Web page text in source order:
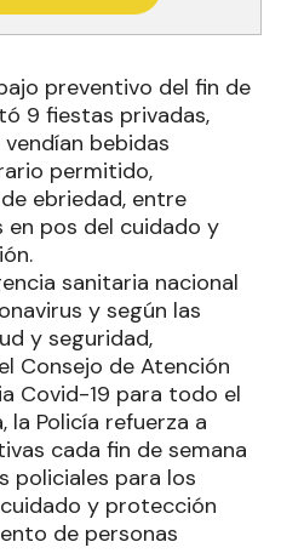
preventivo del fin de
9 fiestas privadas,
bebidas
permitido,
ebriedad, entre
pos del cuidado y
sanitaria nacional
y según las
y seguridad,
Consejo de Atención
Covid-19 para todo el
Policía refuerza a
cada fin de semana
policiales para los
y protección
de personas